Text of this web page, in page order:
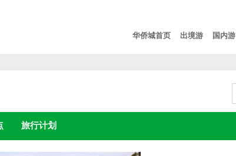
华侨城首页
出境游 国内游
旅行计划